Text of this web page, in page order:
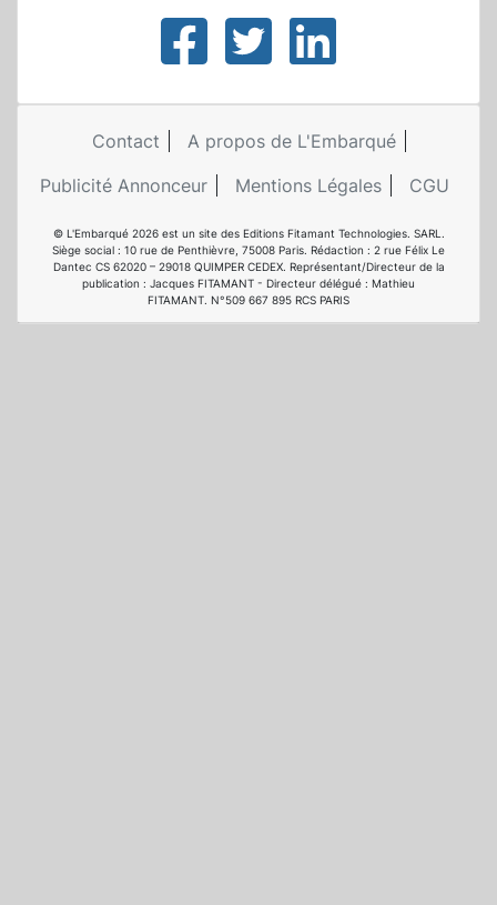
Contact
A propos de L'Embarqué
Publicité Annonceur
Mentions Légales CGU
© L'Embarqué 2026 est un site des Editions Fitamant Technologies. SARL.
Siège social : 10 rue de Penthièvre, 75008 Paris. Rédaction : 2 rue Félix Le
Dantec CS 62020 – 29018 QUIMPER CEDEX. Représentant/Directeur de la
publication : Jacques FITAMANT - Directeur délégué : Mathieu
FITAMANT. N°509 667 895 RCS PARIS